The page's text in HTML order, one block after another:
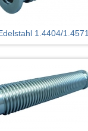
1.4404/1.4571